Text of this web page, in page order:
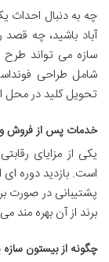
چه به دنبال احداث
آباد باشید، چه
سازه می تواند طرح
شامل طراحی
تحویل کلید در
خدمات پس از فروش و
یکی از مزایای
است. بازدید دوره ای
پشتیبانی در صورت
برند از آن بهره مند
چگونه از بیستون سازه